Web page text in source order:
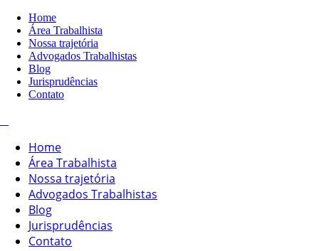
Home
Área Trabalhista
Nossa trajetória
Advogados Trabalhistas
Blog
Jurisprudências
Contato
Home
Área Trabalhista
Nossa trajetória
Advogados Trabalhistas
Blog
Jurisprudências
Contato